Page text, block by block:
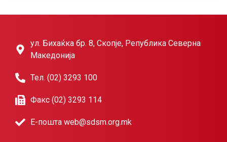
ул. Бихаќка бр. 8, Скопје, Република Северна
Македонија
Тел. (02) 3293 100
Факс (02) 3293 114
Е-пошта web@sdsm.org.mk